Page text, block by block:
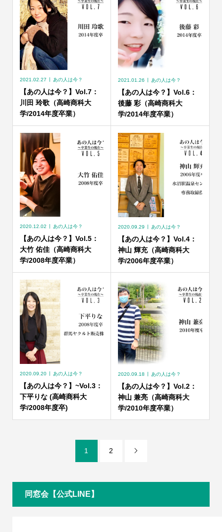
2021.02.27 あの人は今？
【あの人は今？】Vol.7：
川田 玲歌（高崎商科大
学/2014年度卒業）
2021.01.26 あの人は今？
【あの人は今？】Vol.6：
後藤 彩（高崎商科大
学/2014年度卒業）
2020.12.02 あの人は今？
【あの人は今？】Vol.5：
大竹 佑佳（高崎商科大
学/2008年度卒業）
2020.09.29 あの人は今？
【あの人は今？】Vol.4：
神山 輝充（高崎商科大
学/2006年度卒業）
2020.09.20 あの人は今？
【あの人は今？】~Vol.3：
下平りな (高崎商科大
学/2008年度卒)
2020.09.18 あの人は今？
【あの人は今？】Vol.2：
神山 兼亮（高崎商科大
学/2010年度卒業）
1 2 
同窓会【公式LINE】